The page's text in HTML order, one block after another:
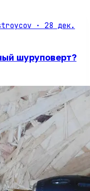
· 28 дек.
шуруповерт?